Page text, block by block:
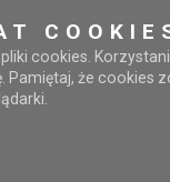
cookies.
Pamiętaj, że cookies